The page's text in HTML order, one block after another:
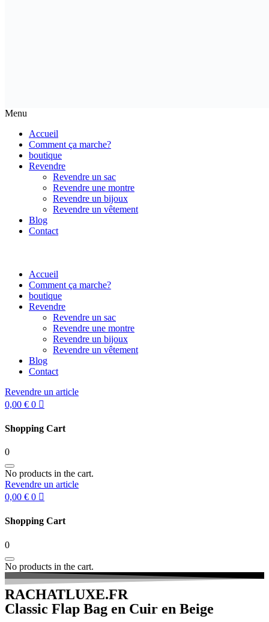
Menu
Accueil
Comment ça marche?
boutique
Revendre
Revendre un sac
Revendre une montre
Revendre un bijoux
Revendre un vêtement
Blog
Contact
Accueil
Comment ça marche?
boutique
Revendre
Revendre un sac
Revendre une montre
Revendre un bijoux
Revendre un vêtement
Blog
Contact
Revendre un article
0,00 € 0
Shopping Cart
0
No products in the cart.
Revendre un article
0,00 € 0
Shopping Cart
0
No products in the cart.
RACHATLUXE.FR
Classic Flap Bag en Cuir en Beige